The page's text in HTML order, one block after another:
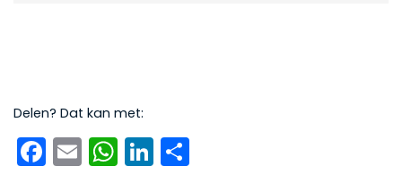
Delen? Dat kan met:
Facebook
EmailWhatsApp
LinkedIn